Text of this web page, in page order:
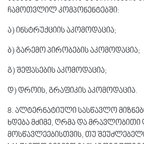
ჩამოთვლილ კომპონენტებში:
ა) ინსტრუქციის აკომოდაცია;
ბ) გარემო პირობების აკომოდაცია;
გ) შეფასების აკომოდაცია;
დ) დროის, გრაფიკის აკომოდაცია.
8. ალტერნატიული სასწავლო
ხდება მძიმე, ღრმა და მრავლობითი
მოსწავლეებისთვის, თუ